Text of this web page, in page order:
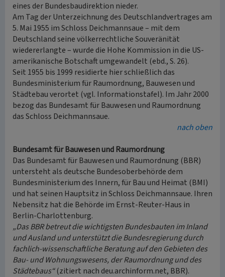
eines der Bundesbaudirektion nieder.
Am Tag der Unterzeichnung des Deutschlandvertrages am
5. Mai 1955 im Schloss Deichmannsaue – mit dem
Deutschland seine völkerrechtliche Souveränität
wiedererlangte – wurde die Hohe Kommission in die US-
amerikanische Botschaft umgewandelt (ebd., S. 26).
Seit 1955 bis 1999 residierte hier schließlich das
Bundesministerium für Raumordnung, Bauwesen und
Städtebau verortet (vgl. Informationstafel). Im Jahr 2000
bezog das Bundesamt für Bauwesen und Raumordnung
das Schloss Deichmannsaue.
nach oben
Bundesamt für Bauwesen und Raumordnung
Das Bundesamt für Bauwesen und Raumordnung (BBR)
untersteht als deutsche Bundesoberbehörde dem
Bundesministerium des Innern, für Bau und Heimat (BMI)
und hat seinen Hauptsitz in Schloss Deichmannsaue. Ihren
Nebensitz hat die Behörde im Ernst-Reuter-Haus in
Berlin-Charlottenburg.
„Das BBR betreut die wichtigsten Bundesbauten im Inland
und Ausland und unterstützt die Bundesregierung durch
fachlich-wissenschaftliche Beratung auf den Gebieten des
Bau- und Wohnungswesens, der Raumordnung und des
Städtebaus“(zitiert nach deu.archinform.net, BBR).